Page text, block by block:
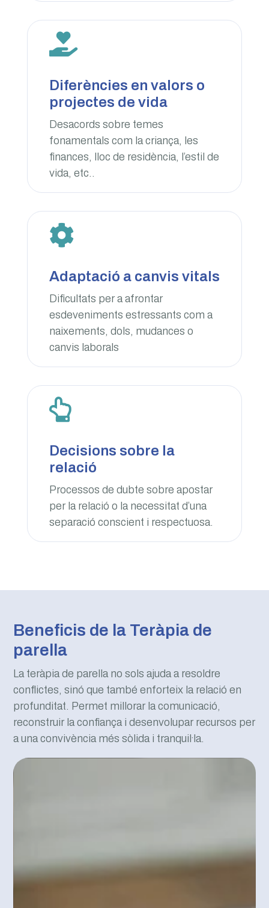

Diferències en valors o
projectes de vida
Desacords sobre temes
fonamentals com la criança, les
finances, lloc de residència, l’estil de
vida, etc..

Adaptació a canvis vitals
Dificultats per a afrontar
esdeveniments estressants com a
naixements, dols, mudances o
canvis laborals

Decisions sobre la
relació
Processos de dubte sobre apostar
per la relació o la necessitat d’una
separació conscient i respectuosa.
Beneficis de la Teràpia de
parella
La teràpia de parella no sols ajuda a resoldre
conflictes, sinó que també enforteix la relació en
profunditat. Permet millorar la comunicació,
reconstruir la confiança i desenvolupar recursos per
a una convivència més sòlida i tranquil·la.